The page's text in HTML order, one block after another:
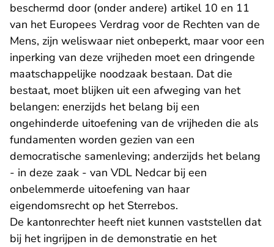
beschermd door (onder andere) artikel 10 en 11
van het Europees Verdrag voor de Rechten van de
Mens, zijn weliswaar niet onbeperkt, maar voor een
inperking van deze vrijheden moet een dringende
maatschappelijke noodzaak bestaan. Dat die
bestaat, moet blijken uit een afweging van het
belangen: enerzijds het belang bij een
ongehinderde uitoefening van de vrijheden die als
fundamenten worden gezien van een
democratische samenleving; anderzijds het belang
- in deze zaak - van VDL Nedcar bij een
onbelemmerde uitoefening van haar
eigendomsrecht op het Sterrebos.
De kantonrechter heeft niet kunnen vaststellen dat
bij het ingrijpen in de demonstratie en het